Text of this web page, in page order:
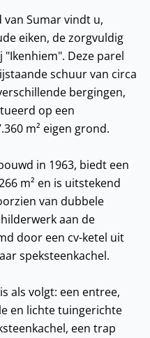
Sumar vindt u,
eiken, de zorgvuldig
Deze parel
schuur van circa
bergingen,
op een
m² eigen grond.
in 1963, biedt een
m² en is uitstekend
van dubbele
aan de
door een cv-ketel uit
speksteenkachel.
als volgt: een entree,
en lichte tuingerichte
een trap